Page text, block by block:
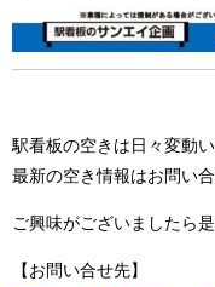
駅看板の空きは日々変動い
最新の空き情報はお問い合
ご興味がございましたら
【お問い合せ先】